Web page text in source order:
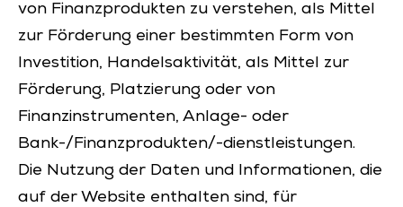
von Finanzprodukten zu verstehen, als Mittel
zur Förderung einer bestimmten Form von
Investition, Handelsaktivität, als Mittel zur
Förderung, Platzierung oder von
Finanzinstrumenten, Anlage- oder
Bank-/Finanzprodukten/-dienstleistungen.
Die Nutzung der Daten und Informationen, die
auf der Website enthalten sind, für